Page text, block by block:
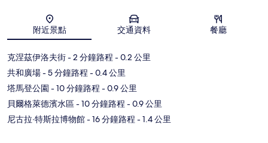
地圖
附近景點 交通資料 餐廳
克涅茲伊洛夫街- 2 分鐘路程 - 0.2 公里
共和廣場- 5 分鐘路程 - 0.4 公里
塔馬登公園 - 10 分鐘路程 - 0.9 公里
貝爾格萊德濱水區- 10 分鐘路程 - 0.9 公里
尼古拉‧特斯拉博物館- 16 分鐘路程 - 1.4 公里